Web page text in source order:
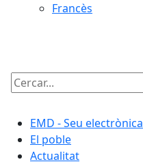
Francès
Cercar:
EMD - Seu electrònica
El poble
Actualitat